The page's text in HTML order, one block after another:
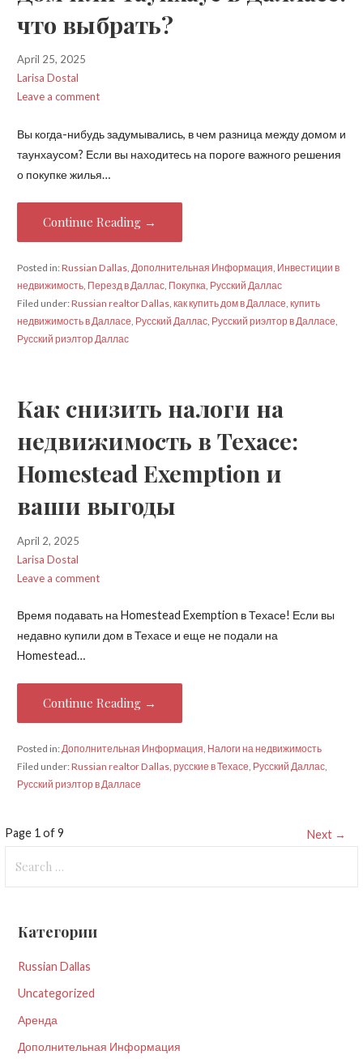
что выбрать?
April 25, 2025
Larisa Dostal
Leave a comment
Вы когда-нибудь задумывались, в чем разница между домом и
таунхаусом? Если вы находитесь на пороге важного решения
о покупке жилья…
Continue Reading →
Posted in:Russian Dallas, Дополнительная Информация, Инвестиции в
недвижимость, Перезд в Даллас, Покупка, Русский Даллас
Filed under:Russian realtor Dallas, как купить дом в Далласе, купить
недвижимость в Далласе, Русский Даллас, Русский риэлтор в Далласе,
Русский риэлтор Даллас
Как снизить налоги на
недвижимость в Техасе:
Homestead Exemption и
ваши выгоды
April 2, 2025
Larisa Dostal
Leave a comment
Время подавать на Homestead Exemption в Техасе! Если вы
недавно купили дом в Техасе и еще не подали на
Homestead…
Continue Reading →
Posted in:Дополнительная Информация, Налоги на недвижимость
Filed under:Russian realtor Dallas, русские в Техасе, Русский Даллас,
Русский риэлтор в Далласе
Post
navigation
Page 1 of 9 Next →
for:
Категории
Russian Dallas
Uncategorized
Аренда
Дополнительная Информация